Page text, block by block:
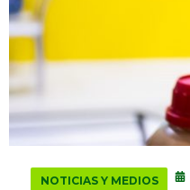
NOTICIAS Y MEDIOS